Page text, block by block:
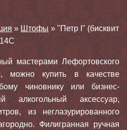
» Штофы » "Петр I" (бисквит
мастерами Лефортовского
можно купить в качестве
чиновнику или бизнес-
алкогольный аксессуар,
из неглазурированного
Филигранная ручная